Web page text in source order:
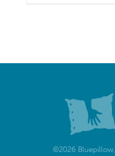
©2026